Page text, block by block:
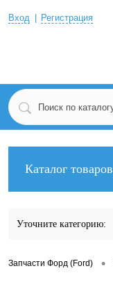
Вход Регистрация
Каталог товаров
Уточните категорию:
Запчасти Форд (Ford) •